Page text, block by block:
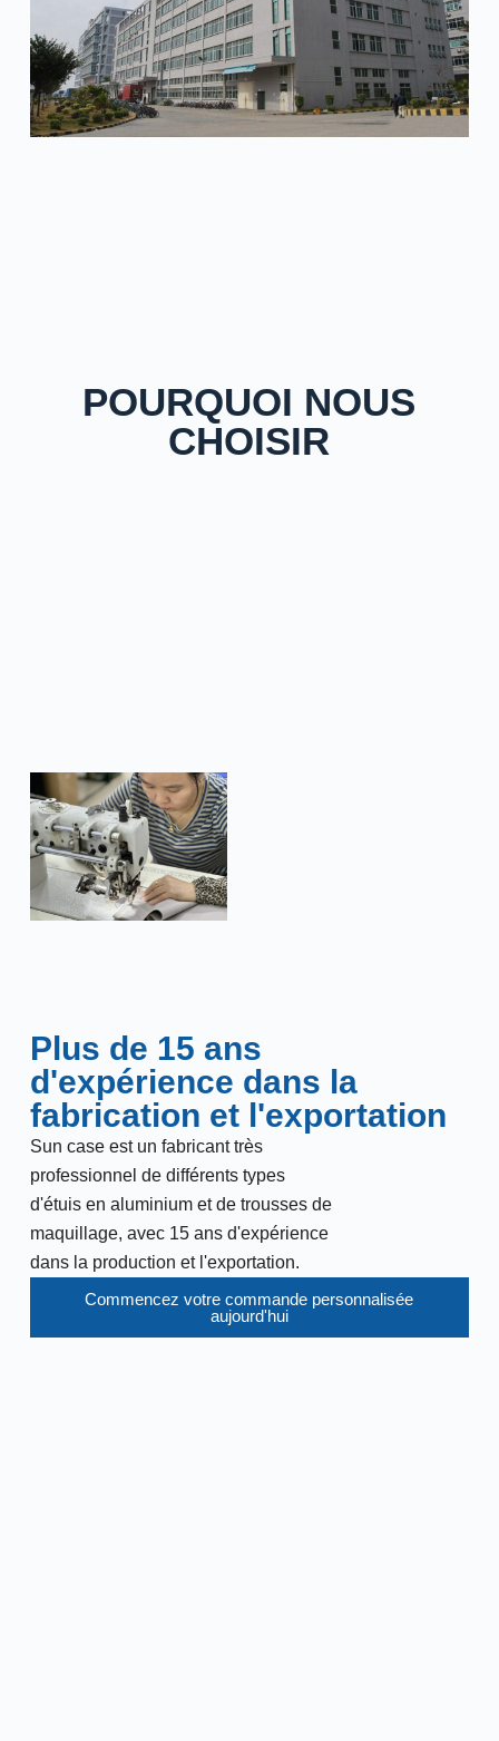
POURQUOI NOUS
CHOISIR
Plus de 15 ans
d'expérience dans la
fabrication et l'exportation
Sun case est un fabricant très
professionnel de différents types
d'étuis en aluminium et de trousses de
maquillage, avec 15 ans d'expérience
dans la production et l'exportation.
Commencez votre commande personnalisée
aujourd'hui